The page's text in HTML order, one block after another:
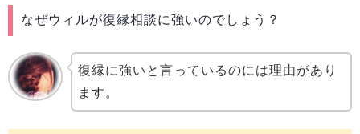
なぜウィルが復縁相談に強いのでしょう？
復縁に強いと言っているのには理由があり
ます。